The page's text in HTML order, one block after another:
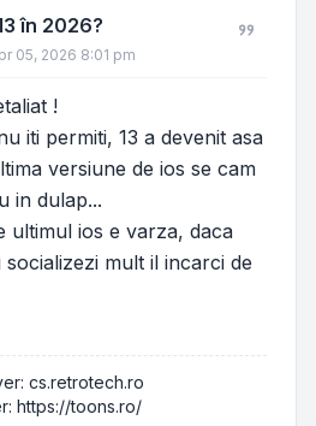
în 2026?
05, 2026 8:01 pm
!
iti permiti, 13 a devenit asa
versiune de ios se cam
in dulap...
ultimul ios e varza, daca
mult il incarci de
cs.retrotech.ro
https://toons.ro/